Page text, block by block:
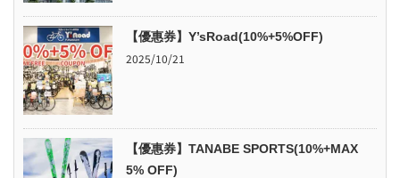
【優惠券】Y’sRoad(10%+5%OFF)
2025/10/21
【優惠券】TANABE SPORTS(10%+MAX
5% OFF)